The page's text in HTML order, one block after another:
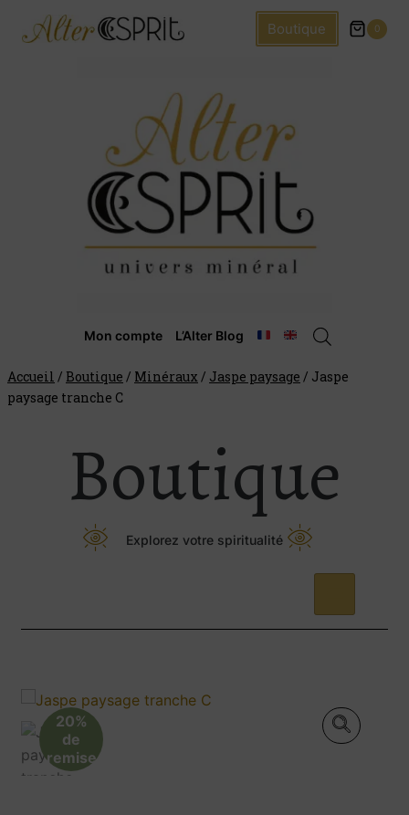
Boutique 0
Mon compte L’Alter Blog
Accueil / Boutique / Minéraux / Jaspe paysage / Jaspe
paysage tranche C
Boutique
Explorez votre spiritualité
20%
de
remise